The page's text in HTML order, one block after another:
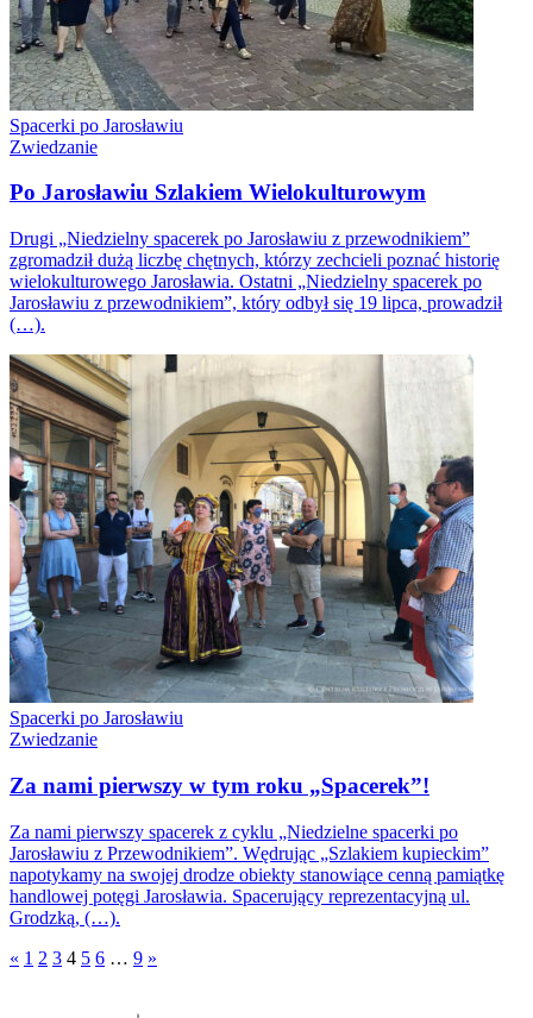
Spacerki po Jarosławiu
Zwiedzanie
Po Jarosławiu Szlakiem Wielokulturowym
Drugi „Niedzielny spacerek po Jarosławiu z przewodnikiem”
zgromadził dużą liczbę chętnych, którzy zechcieli poznać historię
wielokulturowego Jarosławia. Ostatni „Niedzielny spacerek po
Jarosławiu z przewodnikiem”, który odbył się 19 lipca, prowadził
(…).
Spacerki po Jarosławiu
Zwiedzanie
Za nami pierwszy w tym roku „Spacerek”!
Za nami pierwszy spacerek z cyklu „Niedzielne spacerki po
Jarosławiu z Przewodnikiem”. Wędrując „Szlakiem kupieckim”
napotykamy na swojej drodze obiekty stanowiące cenną pamiątkę
handlowej potęgi Jarosławia. Spacerujący reprezentacyjną ul.
Grodzką, (…).
« 1 2 3 4 5 6 … 9 »